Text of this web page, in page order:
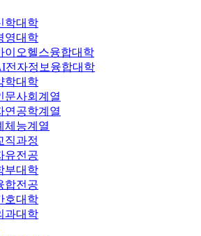
학대학
영대학
이오헬스융합대학
전자정보융합대학
학대학
문사회계열
연공학계열
체능계열
직과정
유전공
부대학
합전공
호대학
과대학